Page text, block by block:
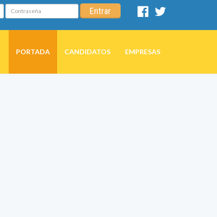
Contraseña Entrar
Facebook
PORTADA CANDIDATOS EMPRESAS